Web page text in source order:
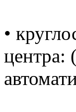
•
центра: